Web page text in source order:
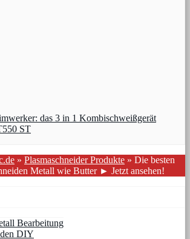
das 3 in 1 Kombischweißgerät
ST
» Plasmaschneider Produkte » Die besten
Metall wie Butter ► Jetzt ansehen!
Bearbeitung
DIY